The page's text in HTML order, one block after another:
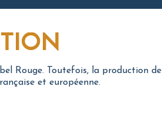
Rouge. Toutefois, la production
et européenne.